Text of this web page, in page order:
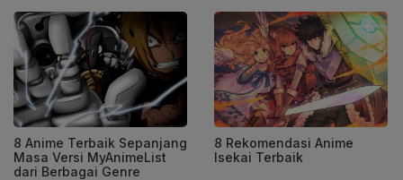
8 Anime Terbaik Sepanjang
Masa Versi MyAnimeList
dari Berbagai Genre
8 Rekomendasi Anime
Isekai Terbaik